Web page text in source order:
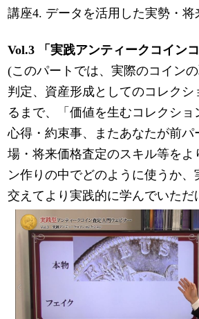
講座4. データを活用した実勢・将
Vol.3 「実践アンティークコイン
(このパートでは、実際のコイン
判定、資産形成としてのコレクシ
るまで、「価値を生むコレクシ
心得・約束事、またあなたが前パ
場・将来価格査定のスキル等をよ
ン作りの中でどのように使うか、
交えてより実践的に学んでいただ